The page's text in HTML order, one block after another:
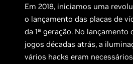
Em 2018, iniciamos uma
o lançamento das placas de
da 1ª geração. No
jogos décadas atrás, a
vários hacks eram